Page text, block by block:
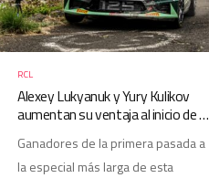
RCL
Alexey Lukyanuk y Yury Kulikov
aumentan su ventaja al inicio de la
de La Laguna – Trofeo Worten
Ganadores de la primera pasada a
la especial más larga de esta